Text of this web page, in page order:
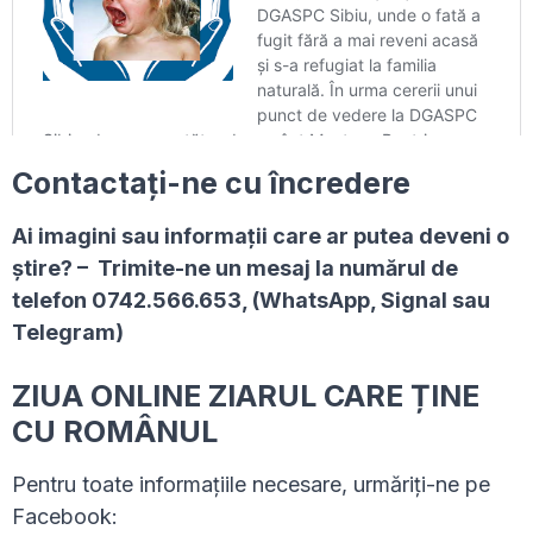
Contactați-ne cu încredere
Ai imagini sau informaţii care ar putea deveni o
ştire? – Trimite-ne un mesaj la numărul de
telefon 0742.566.653, (WhatsApp, Signal sau
Telegram)
ZIUA ONLINE ZIARUL CARE ȚINE
CU ROMÂNUL
Pentru toate informațiile necesare, urmăriți-ne pe
Facebook: